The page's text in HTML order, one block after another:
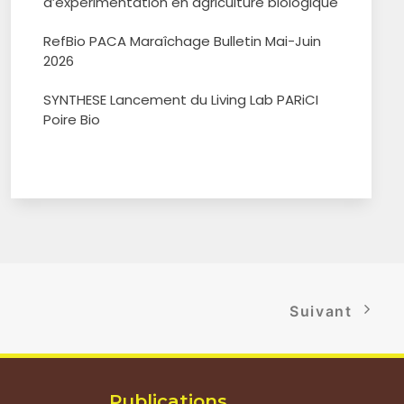
RefBio PACA Maraîchage Bulletin Mai-Juin
2026
SYNTHESE Lancement du Living Lab PARiCI
Poire Bio
Suivant